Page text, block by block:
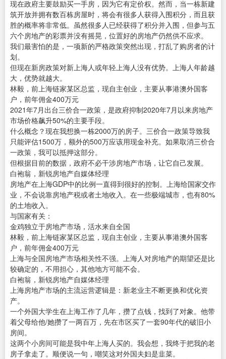
现在政府主要鼓励买一手房，因为它有定价权。然而，当一栋新建
筑开放并拥有数百栋房屋时，将会有很多人获得入围积分，而且获
胜的概率将非常低。虽然很多人已经获得了积分并入围，但参与五
六个房地产的彩票并没有摇晃，位置好的房地产仍然供不应求。
我们最害怕的是，一项新的严格政策突然出现，打乱了购房者的计
划。
但现在新房政策对新上海人或年轻上海人没有优势。上海人年龄越
大，优势就越大。
林毅，前上海链家某区总监，现自主创业，主要从事港澳外国客
户，前年佣金400万元
2021年7月出台三价合一政策，是政府抑制2020年7月以来房地产
市场价格飙升50%的主要手段。
什么概念？现在我想换一栋2000万的房子。三价合一政策导致我
只能评估1500万，额外的500万应该用现金补充。如果取消三价合
一政策，我可以抵押这部分。
但根据目前的数据，政府不必干涉房地产市场，让它自己发展。
白袍翁，新锐房地产自媒体经理
房地产在上海GDP中的比例一直得到很好的控制。上海给国家交作
业，不会说靠房地产税或者土地收入。在一些极端城市，也有80%
的土地收入。
与国家有关：
金鸡独立于房地产市场，活水来自全国
林毅，前上海链家某区总监，现自主创业，主要从事港澳外国客
户，前年佣金400万元
上海与全国房地产市场相关性不强。上海人对房地产的期望还是比
较确定的，不用担心，其他地方可能不会。
白袍翁，新锐房地产自媒体经理
上海房地产市场的主流运营逻辑是：新老业主不断更换和优化资
产。
一个外国大学生在上海工作了几年，攒了点钱，找到了对象。他带
着父母给他/她攒了一两百万，先在市区买了一套90年代的破旧小
房间。
这两个小房间可能是我中年上海人买的。我会想，我终于把我的老
房子拿走了。顺便说一句，嘲笑这对外国夫妇是韭菜。